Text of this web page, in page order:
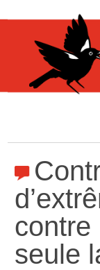
contre
seule